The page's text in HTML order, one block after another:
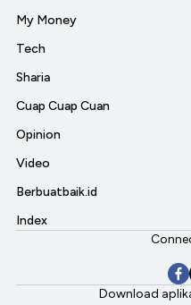
My Money
Tech
Sharia
Cuap Cuap Cuan
Opinion
Video
Berbuatbaik.id
Index
Download